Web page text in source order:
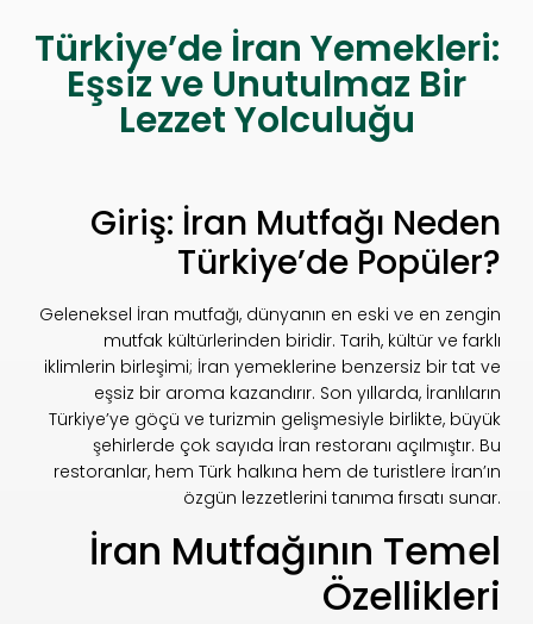
Türkiye’de İran Yemekleri:
Eşsiz ve Unutulmaz Bir
Lezzet Yolculuğu
Giriş: İran Mutfağı Neden
Türkiye’de Popüler?
Geleneksel İran mutfağı, dünyanın en eski ve en zengin
mutfak kültürlerinden biridir. Tarih, kültür ve farklı
iklimlerin birleşimi; İran yemeklerine benzersiz bir tat ve
eşsiz bir aroma kazandırır. Son yıllarda, İranlıların
Türkiye’ye göçü ve turizmin gelişmesiyle birlikte, büyük
şehirlerde çok sayıda İran restoranı açılmıştır. Bu
restoranlar, hem Türk halkına hem de turistlere İran’ın
özgün lezzetlerini tanıma fırsatı sunar.
İran Mutfağının Temel
Özellikleri